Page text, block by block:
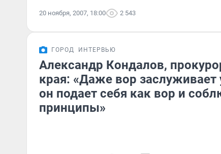
20 ноября, 2007, 18:00 2 543
ГОРОД ИНТЕРВЬЮ
Александр Кондалов,
края: «Даже вор заслуживает
он подает себя как вор и
принципы»